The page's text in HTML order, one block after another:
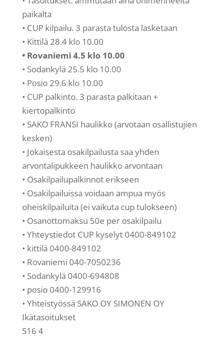
paikalta
• CUP kilpailu. 3 parasta tulosta lasketaan
• Kittilä 28.4 klo 10.00
• Rovaniemi 4.5 klo 10.00
• Sodankylä 25.5 klo 10.00
• Posio 29.6 klo 10.00
• CUP palkinto. 3 parasta palkitaan +
kiertopalkinto
• SAKO FRANSI haulikko (arvotaan osallistujien
kesken)
• Jokaisesta osakilpailusta saa yhden
arvontalipukkeen haulikko arvontaan
• Osakilpailupalkinnot erikseen
• Osakilpailuissa voidaan ampua myös
oheiskilpailuita (ei vaikuta cup tulokseen)
• Osanottomaksu 50e per osakilpailu
• Yhteystiedot CUP kyselyt 0400-849102
• kittilä 0400-849102
• Rovaniemi 040-7050236
• Sodankylä 0400-694808
• posio 0400-129916
• Yhteistyössä SAKO OY SIMONEN OY
Ikätasoitukset
S16 4